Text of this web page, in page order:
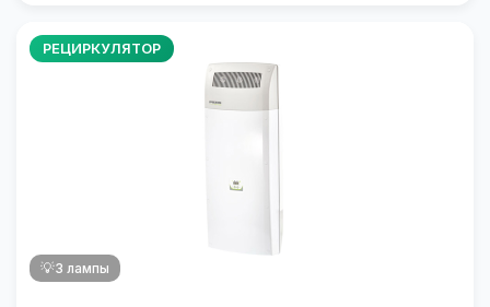
РЕЦИРКУЛЯТОР
💡3 лампы